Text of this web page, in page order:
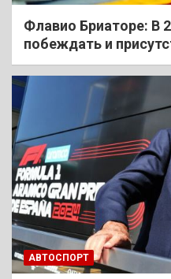
Флавио Бриаторе: В
побеждать и
АВТОСПОРТ